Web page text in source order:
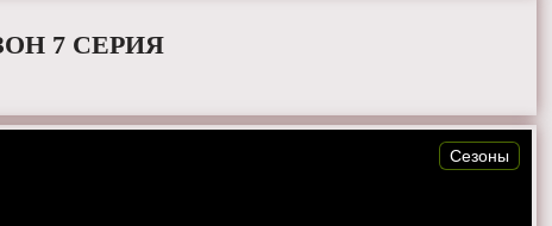
7 СЕРИЯ
Сезоны